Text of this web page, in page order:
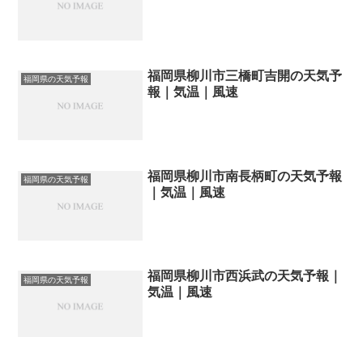
福岡県の天気予報
福岡県柳川市三橋町吉開の天気予
報｜気温｜風速
福岡県の天気予報
福岡県柳川市南長柄町の天気予報
｜気温｜風速
福岡県の天気予報
福岡県柳川市西浜武の天気予報｜
気温｜風速